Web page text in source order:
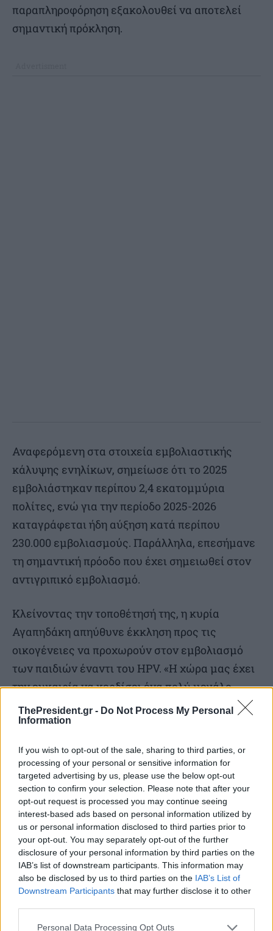
ThePresident.gr - Do Not Process My Personal
Information
If you wish to opt-out of the sale, sharing to third parties, or
processing of your personal or sensitive information for
targeted advertising by us, please use the below opt-out
section to confirm your selection. Please note that after your
opt-out request is processed you may continue seeing
interest-based ads based on personal information utilized by
us or personal information disclosed to third parties prior to
your opt-out. You may separately opt-out of the further
disclosure of your personal information by third parties on the
IAB’s list of downstream participants. This information may
also be disclosed by us to third parties on the IAB’s List of
Downstream Participants that may further disclose it to other
Personal Data Processing Opt Outs
παραπληροφόρηση εξακολουθεί να αποτελεί
σημαντική πρόκληση.
Αναφερόμενη στα στοιχεία εμβολιαστικής
κάλυψης ενηλίκων, σημείωσε ότι το 2025
εμβολιάστηκαν περίπου 2,4 εκατομμύρια
πολίτες, ενώ για την περίοδο 2025-2026
καταγράφεται ήδη αύξηση κατά περίπου
230.000 εμβολιασμούς. Παράλληλα, επεσήμανε
τη σημαντική πρόοδο που έχει σημειωθεί στον
αντιγριπικό εμβολιασμό.
Κλείνοντας την τοποθέτησή της, η κυρία
Αγαπηδάκη απηύθυνε έκκληση προς τις
οικογένειες να προχωρούν στον εμβολιασμό
των παιδιών έναντι του HPV. «Η χώρα μας έχει
την ευκαιρία να κερδίσει ένα πολύ μεγάλο
στοίχημα. Εάν αυξήσουμε την εμβολιαστική
κάλυψη έναντι του HPV και συνδυάσουμε τον
προγράμματος “Προλαμβάνω”, μπορούμε μέσα
στα επόμενα χρόνια να μηδενίσουμε τα νέα
περιστατικά καρκίνου τραχήλου της μήτρας.
Εκεί φαίνεται πραγματικά πώς η πρόληψη και ο
εμβολιασμός μπορούν να κάνουν τη διαφορά»,
σημείωσε.
SOURCE
ΑΠΕ-ΜΠΕ